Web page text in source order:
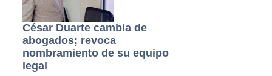
César Duarte cambia de
abogados; revoca
nombramiento de su equipo
legal